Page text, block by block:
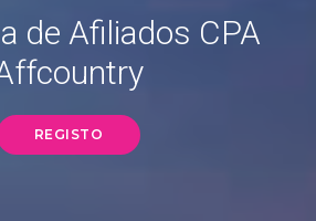
de Afiliados CPA
REGISTO